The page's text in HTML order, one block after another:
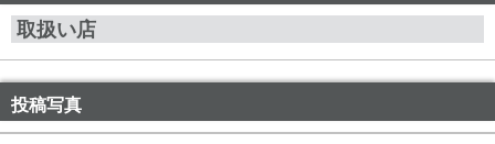
取扱い店
投稿写真